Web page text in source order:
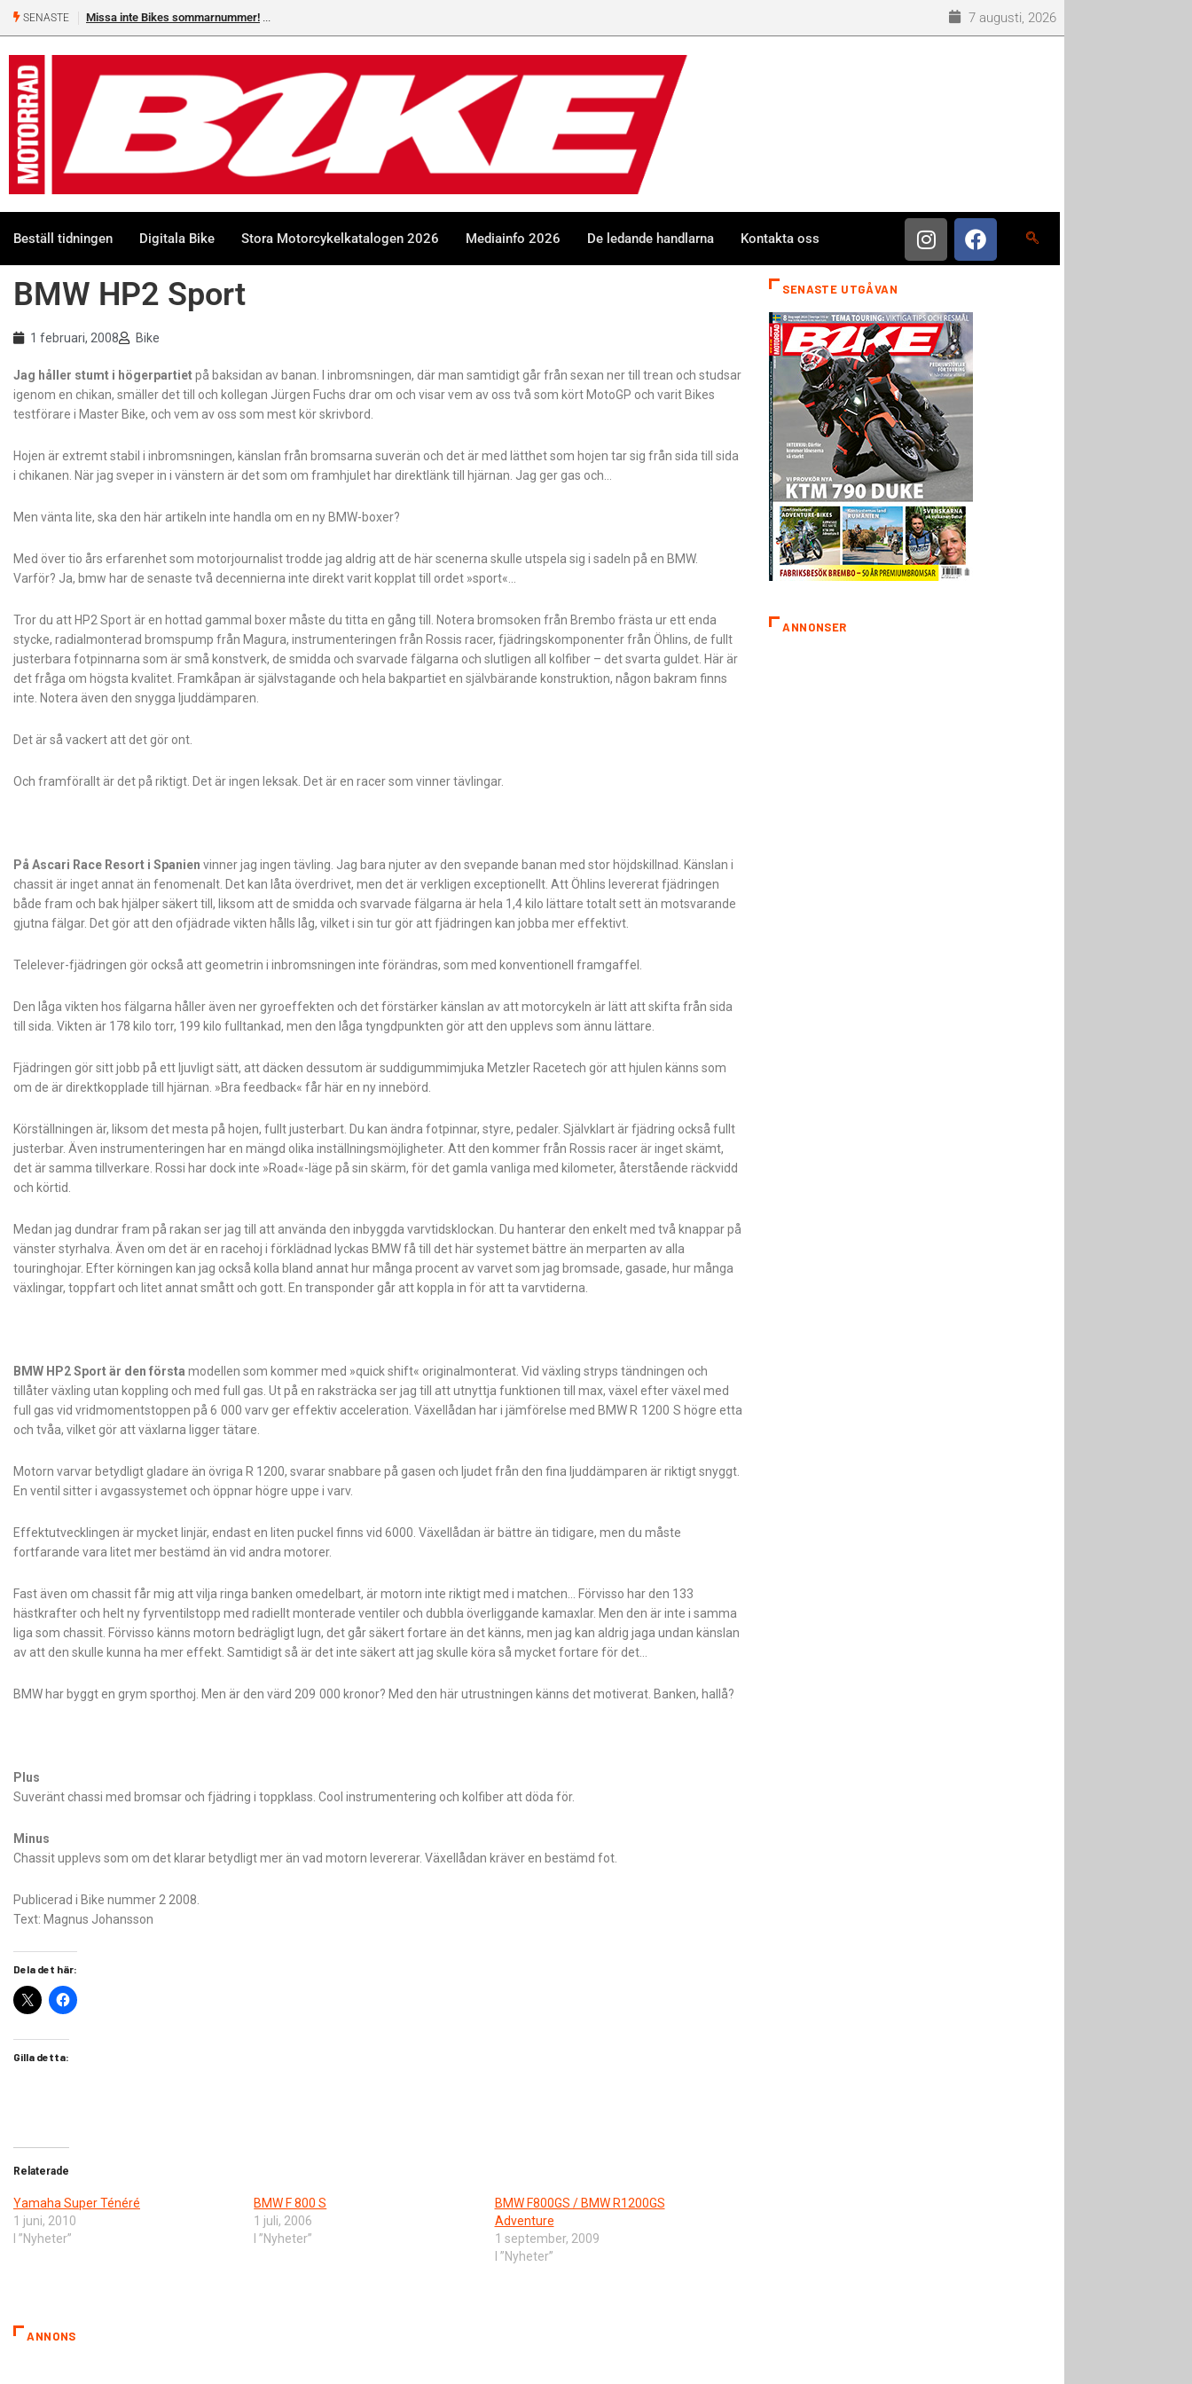
SENASTE Missa inte Bikes sommarnummer! 7 augusti, 2026
Beställ tidningen Digitala Bike Stora Motorcykelkatalogen 2026 Mediainfo 2026 De ledande handlarna Kontakta oss
BMW HP2 Sport
1 februari, 2008 Bike
Jag håller stumt i högerpartietpå baksidan av banan. I inbromsningen, där man samtidigt går från sexan ner till trean och studsar
igenom en chikan, smäller det till och kollegan Jürgen Fuchs drar om och visar vem av oss två som kört MotoGP och varit Bikes
testförare i Master Bike, och vem av oss som mest kör skrivbord.
Hojen är extremt stabil i inbromsningen, känslan från bromsarna suverän och det är med lätthet som hojen tar sig från sida till sida
i chikanen. När jag sveper in i vänstern är det som om framhjulet har direktlänk till hjärnan. Jag ger gas och…
Men vänta lite, ska den här artikeln inte handla om en ny BMW-boxer?
Med över tio års erfarenhet som motorjournalist trodde jag aldrig att de här scenerna skulle utspela sig i sadeln på en BMW.
Varför? Ja, bmw har de senaste två decennierna inte direkt varit kopplat till ordet »sport«…
Tror du att HP2 Sport är en hottad ­gammal boxer måste du titta en gång till. Notera bromsoken från Brembo frästa ur ett enda
stycke, radialmonterad bromspump från Magura, instrumenteringen från Rossis racer, fjädringskomponenter från Öhlins, de fullt
justerbara fotpinnarna som är små konstverk, de smidda och svarvade fälgarna och slutligen all kolfiber – det svarta guldet. Här är
det fråga om högsta kvalitet. Framkåpan är självstagande och hela bakpartiet en självbärande konstruktion, någon bakram finns
inte. Notera även den snygga ljuddämparen.
Det är så vackert att det gör ont.
Och framförallt är det på riktigt. Det är ingen leksak. Det är en racer som vinner tävlingar.
På Ascari Race Resort i Spanien vinner jag ingen tävling. Jag bara njuter av den svepande banan med stor höjdskillnad. Känslan i
chassit är inget annat än fenomenalt. Det kan låta överdrivet, men det är verkligen exceptionellt. Att Öhlins levererat fjädringen
både fram och bak hjälper säkert till, liksom att de smidda och svarvade fälgarna är hela 1,4 kilo lättare totalt sett än motsvarande
gjutna fälgar. Det gör att den ofjädrade vikten hålls låg, vilket i sin tur gör att fjädringen kan jobba mer effektivt.
Telelever-fjädringen gör också att geometrin i inbromsningen inte förändras, som med konventionell framgaffel.
Den låga vikten hos fälgarna håller även ner gyroeffekten och det förstärker känslan av att motorcykeln är lätt att skifta från sida
till sida. Vikten är 178 kilo torr, 199 kilo fulltankad, men den låga tyngdpunkten gör att den upplevs som ännu lättare.
Fjädringen gör sitt jobb på ett ljuvligt sätt, att däcken dessutom är suddigummimjuka Metzler Racetech gör att hjulen känns som
om de är direktkopplade till ­hjärnan. »Bra feedback« får här en ny innebörd.
Körställningen är, liksom det mesta på hojen, fullt justerbart. Du kan ändra fotpinnar, styre, pedaler. Självklart är fjädring också fullt
justerbar. Även instrumenteringen har en mängd olika inställningsmöjligheter. Att den kommer från Rossis racer är inget skämt,
det är samma tillverkare. Rossi har dock inte »Road«-läge på sin skärm, för det gamla vanliga med kilometer, återstående räckvidd
och körtid.
Medan jag dundrar fram på rakan ser jag till att använda den inbyggda varvtidsklockan. Du hanterar den enkelt med två knappar på
vänster styrhalva. Även om det är en racehoj i förklädnad lyckas BMW få till det här systemet bättre än merparten av alla
touringhojar. Efter körningen kan jag också kolla bland annat hur många procent av varvet som jag bromsade, gasade, hur många
växlingar, toppfart och litet annat smått och gott. En transponder går att koppla in för att ta varvtiderna.
BMW HP2 Sport är den första modellen som kommer med »quick shift« originalmonterat. Vid växling stryps tändningen och
tillåter växling utan koppling och med full gas. Ut på en raksträcka ser jag till att utnyttja funktionen till max, växel efter växel med
full gas vid vridmomentstoppen på 6 000 varv ger effektiv acceleration. Växellådan har i jämförelse med BMW R 1200 S högre etta
och tvåa, vilket gör att växlarna ligger tätare.
Motorn varvar betydligt gladare än övriga R 1200, svarar snabbare på gasen och ljudet från den fina ljuddämparen är riktigt snyggt.
En ventil sitter i avgassystemet och öppnar högre uppe i varv.
Effektutvecklingen är mycket linjär, endast en liten puckel finns vid 6000. Växellådan är bättre än tidigare, men du måste
fortfarande vara litet mer bestämd än vid andra motorer.
Fast även om chassit får mig att vilja ringa banken omedelbart, är motorn inte riktigt med i matchen… Förvisso har den 133
hästkrafter och helt ny fyrventilstopp med radiellt monterade ventiler och dubbla överliggande kamaxlar. Men den är inte i samma
liga som chassit. Förvisso känns motorn bedrägligt lugn, det går säkert fortare än det känns, men jag kan aldrig jaga undan känslan
av att den skulle kunna ha mer effekt. Samtidigt så är det inte säkert att jag skulle köra så mycket fortare för det…
BMW har byggt en grym sporthoj. Men är den värd 209 000 kronor? Med den här utrustningen känns det motiverat. Banken, hallå?
Plus
Suveränt chassi med bromsar och fjädring i toppklass. Cool instrumentering och kolfiber att döda för.
Minus
Chassit upplevs som om det klarar betydligt mer än vad motorn levererar. Växellådan kräver en bestämd fot.
Publicerad i Bike nummer 2 2008.
Text: Magnus Johansson
Dela det här:
Gilla detta:
Relaterade
Yamaha Super Ténéré
1 juni, 2010
I ”Nyheter”
BMW F 800 S
1 juli, 2006
I ”Nyheter”
BMW F800GS / BMW R1200GS
Adventure
1 september, 2009
I ”Nyheter”
ANNONS
SENASTE UTGÅVAN
ANNONSER